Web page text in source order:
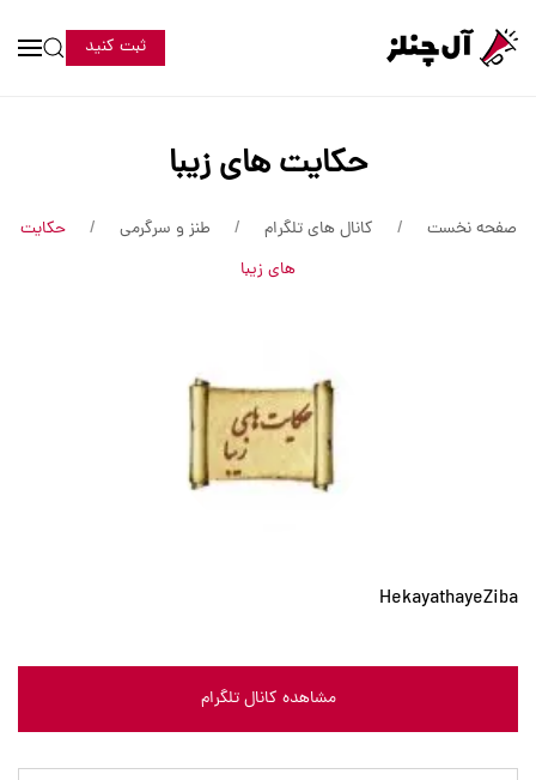
ثبت کنید
حکایت های زیبا
صفحه نخست کانال های تلگرام طنز و سرگرمی
حکایت
های زیبا
HekayathayeZiba
مشاهده کانال تلگرام